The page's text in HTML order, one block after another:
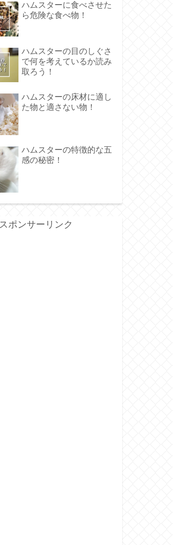
ハムスターに食べさせた
ら危険な食べ物！
ハムスターの目のしぐさ
で何を考えているか読み
取ろう！
ハムスターの床材に適し
た物と適さない物！
ハムスターの特徴的な五
感の秘密！
スポンサーリンク